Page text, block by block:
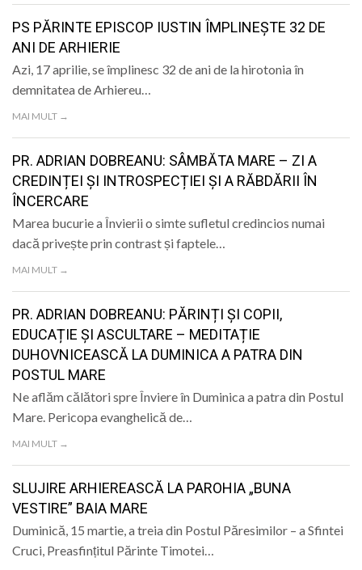
PS PĂRINTE EPISCOP IUSTIN ÎMPLINEȘTE 32 DE
ANI DE ARHIERIE
Azi, 17 aprilie, se împlinesc 32 de ani de la hirotonia în
demnitatea de Arhiereu…
MAI MULT →
PR. ADRIAN DOBREANU: SÂMBĂTA MARE – ZI A
CREDINȚEI ȘI INTROSPECȚIEI ȘI A RĂBDĂRII ÎN
ÎNCERCARE
Marea bucurie a Învierii o simte sufletul credincios numai
dacă privește prin contrast și faptele…
MAI MULT →
PR. ADRIAN DOBREANU: PĂRINȚI ȘI COPII,
EDUCAȚIE ȘI ASCULTARE – MEDITAȚIE
DUHOVNICEASCĂ LA DUMINICA A PATRA DIN
POSTUL MARE
Ne aflăm călători spre Înviere în Duminica a patra din Postul
Mare. Pericopa evanghelică de…
MAI MULT →
SLUJIRE ARHIEREASCĂ LA PAROHIA „BUNA
VESTIRE” BAIA MARE
Duminică, 15 martie, a treia din Postul Păresimilor – a Sfintei
Cruci, Preasfințitul Părinte Timotei…